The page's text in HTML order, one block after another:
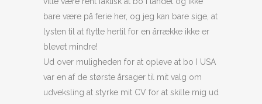
bare være på ferie her, og jeg kan bare sige, at
lysten til at flytte hertil for en årrække ikke er
blevet mindre!
Ud over muligheden for at opleve at bo I USA
var en af de største årsager til mit valg om
udveksling at styrke mit CV for at skille mig ud